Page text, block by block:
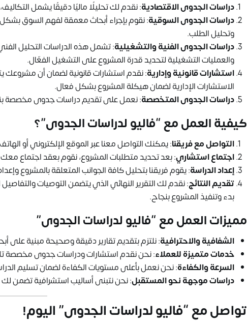
دراسات الجدوى الاقتصادية: نقدم لك تحليلًا ماليًا دقيقًا يشمل
دراسات الجدوى السوقية: نقوم بإجراء أبحاث معمقة لفهم السوق
وتحليل الطلب.
دراسات الجدوى الفنية والتشغيلية: تشمل هذه الدراسات التحليل
والعمليات التشغيلية لتحديد قدرة المشروع على التشغيل الفعّال.
استشارات قانونية وإدارية: نقدم استشارات قانونية لضمان أن مشروعك
الاستشارات الإدارية لضمان هيكلة المشروع بشكل فعال.
دراسات الجدوى المتخصصة: نعمل على تقديم دراسات جدوى مخصصة
كيفية العمل مع “فاليو لدراسات الجدوى”؟
التواصل مع فريقنا: يمكنك التواصل معنا عبر الموقع الإلكتروني أو
اجتماع استشاري: بعد تحديد متطلبات المشروع، نقوم بعقد اجتماع
إعداد الدراسة: يقوم فريقنا بتحليل كافة الجوانب المتعلقة بالمشروع
تقديم النتائج: نقدم لك التقرير النهائي الذي يتضمن التوصيات
بدء وتنفيذ المشروع بنجاح.
مميزات العمل مع “فاليو لدراسات الجدوى”
الشفافية والاحترافية: نلتزم بتقديم تقارير دقيقة وصحيحة مبنية على
خدمات متميزة للعملاء: نحن نقدم استشارات ودراسات جدوى مخصصة
السرعة والكفاءة: نحن نعمل بأعلى مستويات الكفاءة لضمان تسليم
دراسات موجهة نحو المستقبل: نحن نتبنى أساليب استشرافية تضمن لك
تواصل مع “فاليو لدراسات الجدوى” اليوم!